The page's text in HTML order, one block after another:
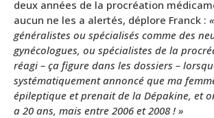
deux années de la procréation
aucun ne les a alertés, déplore Franck :
généralistes ou spécialisés comme des
gynécologues, ou spécialistes de la
réagi – ça figure dans les dossiers –
systématiquement annoncé que ma
épileptique et prenait de la Dépakine, et
a 20 ans, mais entre 2006 et 2008 ! »